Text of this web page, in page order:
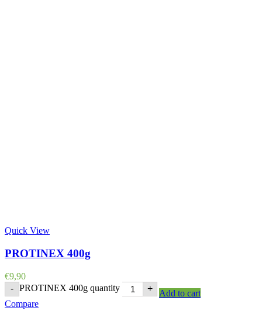
Quick View
PROTINEX 400g
€9,90
- PROTINEX 400g quantity +
Add to cart
Compare